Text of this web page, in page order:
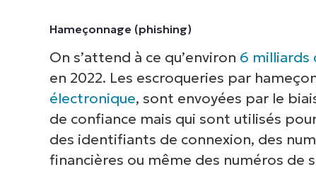
Hameçonnage (phishing)
On s’attend à ce qu’environ 6 milliards
en 2022. Les escroqueries par
électronique, sont envoyées par le
de confiance mais qui sont utilisés
des identifiants de connexion, des
financières ou même des numéros de